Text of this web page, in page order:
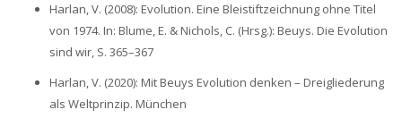
Harlan, V. (2008): Evolution. Eine Bleistiftzeichnung ohne Titel
von 1974. In: Blume, E. & Nichols, C. (Hrsg.): Beuys. Die Evolution
sind wir, S. 365–367
Harlan, V. (2020): Mit Beuys Evolution denken – Dreigliederung
als Weltprinzip. München